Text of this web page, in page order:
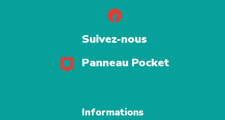
Suivez-nous
Panneau Pocket
Informations